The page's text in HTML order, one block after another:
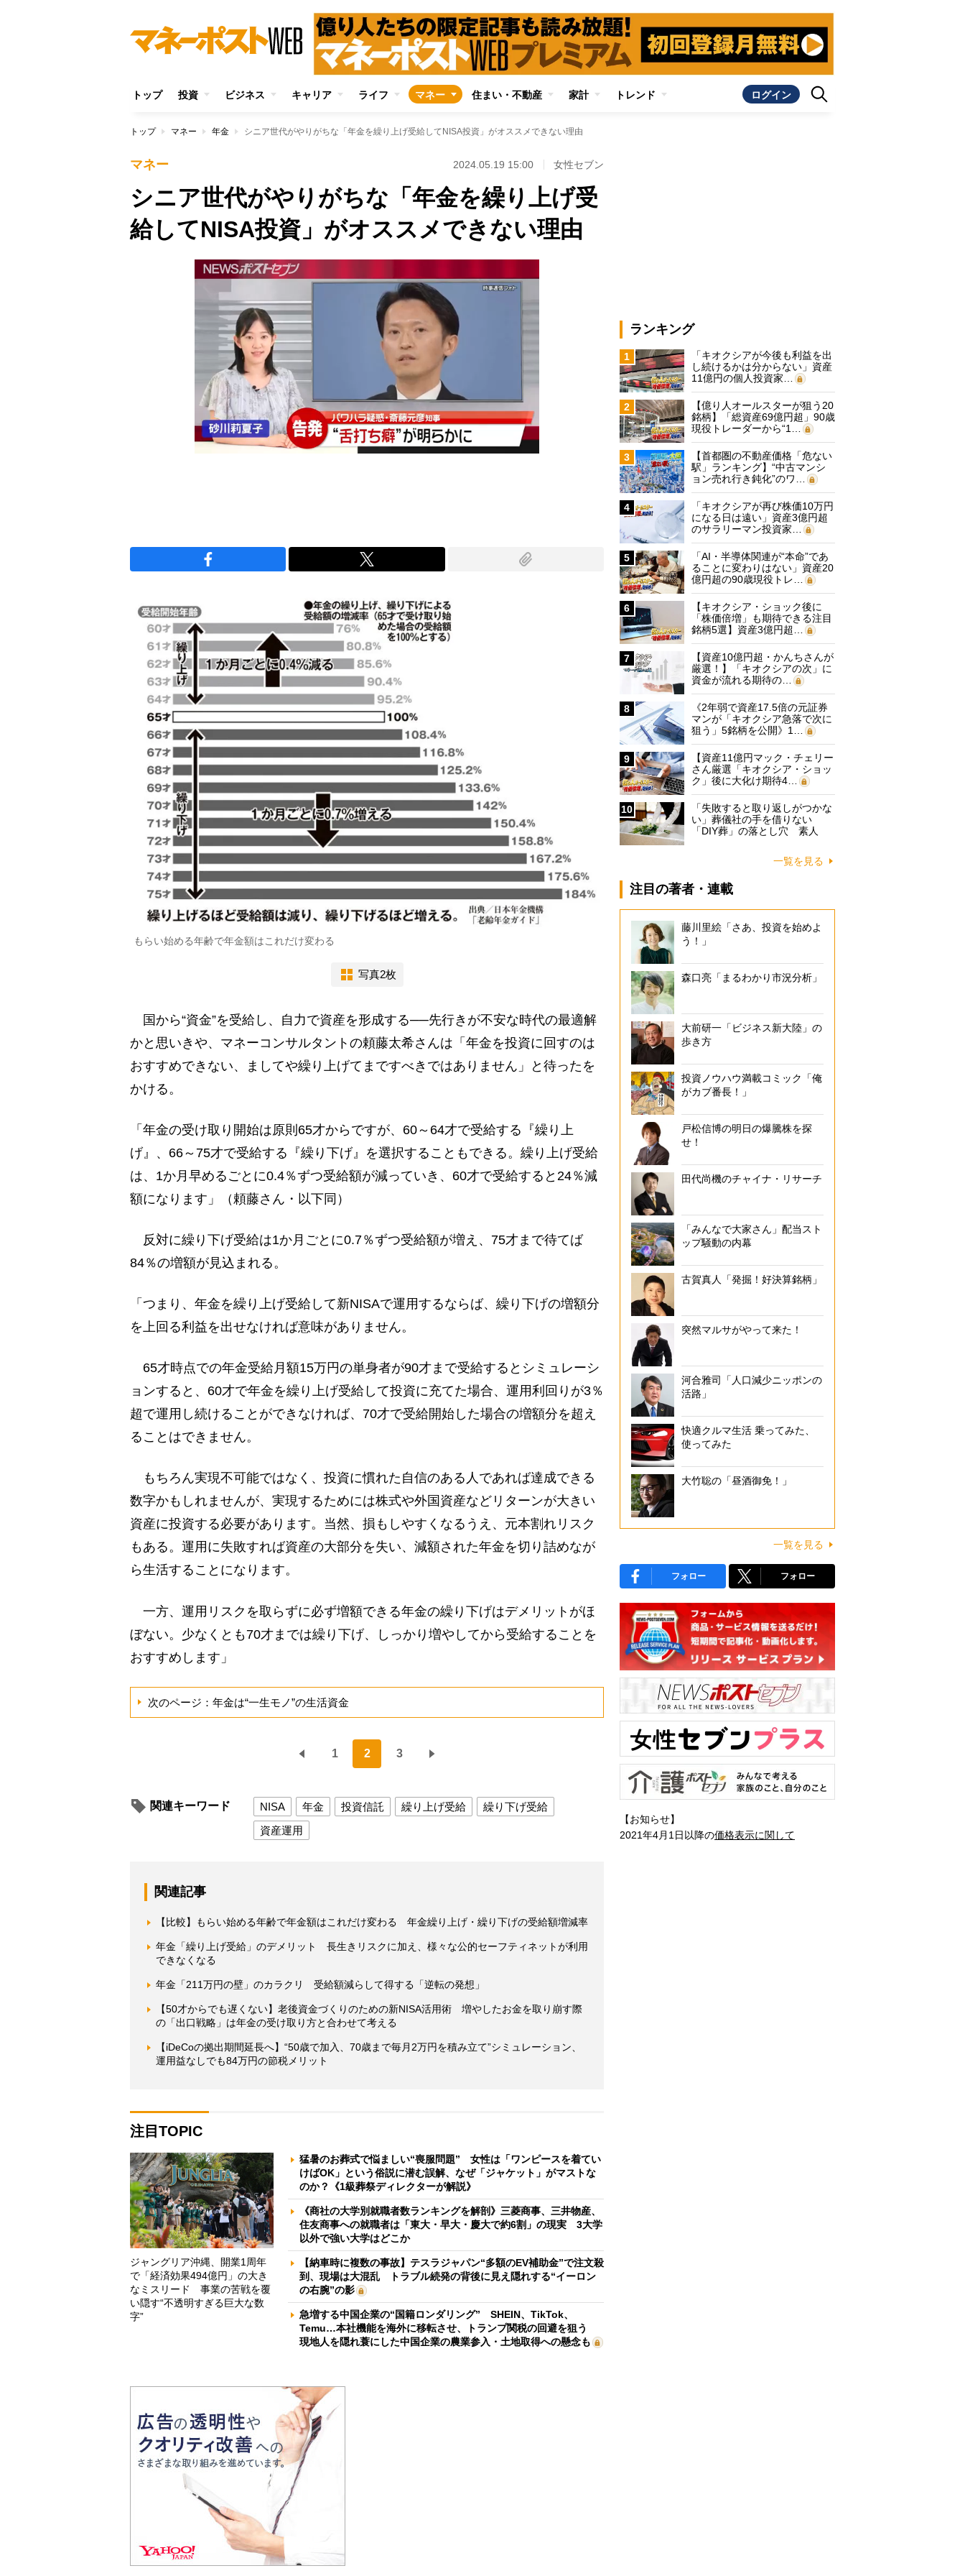
トップ 投資 ビジネス キャリア ライフ マネー 住まい・不動産 家計 トレンド ログイン
トップ マネー 年金 シニア世代がやりがちな「年金を繰り上げ受給してNISA投資」がオススメできない理由
マネー 2024.05.19 15:00 女性セブン
シニア世代がやりがちな「年金を繰り上げ受
給してNISA投資」がオススメできない理由
もらい始める年齢で年金額はこれだけ変わる
写真2枚
国から“資金”を受給し、自力で資産を形成する──先行きが不安な時代の最適解
かと思いきや、マネーコンサルタントの頼藤太希さんは「年金を投資に回すのは
おすすめできない、ましてや繰り上げてまですべきではありません」と待ったを
かける。
「年金の受け取り開始は原則65才からですが、60～64才で受給する『繰り上
げ』、66～75才で受給する『繰り下げ』を選択することもできる。繰り上げ受給
は、1か月早めるごとに0.4％ずつ受給額が減っていき、60才で受給すると24％減
額になります」（頼藤さん・以下同）
反対に繰り下げ受給は1か月ごとに0.7％ずつ受給額が増え、75才まで待てば
84％の増額が見込まれる。
「つまり、年金を繰り上げ受給して新NISAで運用するならば、繰り下げの増額分
を上回る利益を出せなければ意味がありません。
65才時点での年金受給月額15万円の単身者が90才まで受給するとシミュレーシ
ョンすると、60才で年金を繰り上げ受給して投資に充てた場合、運用利回りが3％
超で運用し続けることができなければ、70才で受給開始した場合の増額分を超え
ることはできません。
もちろん実現不可能ではなく、投資に慣れた自信のある人であれば達成できる
数字かもしれませんが、実現するためには株式や外国資産などリターンが大きい
資産に投資する必要があります。当然、損もしやすくなるうえ、元本割れリスク
もある。運用に失敗すれば資産の大部分を失い、減額された年金を切り詰めなが
ら生活することになります。
一方、運用リスクを取らずに必ず増額できる年金の繰り下げはデメリットがほ
ぼない。少なくとも70才までは繰り下げ、しっかり増やしてから受給することを
おすすめします」
次のページ：年金は“一生モノ”の生活資金
1 2 3
関連キーワード NISA 年金 投資信託 繰り上げ受給
繰り下げ受給
資産運用
関連記事
【比較】もらい始める年齢で年金額はこれだけ変わる 年金繰り上げ・繰り下げの受給額増減率
年金「繰り上げ受給」のデメリット 長生きリスクに加え、様々な公的セーフティネットが利用
できなくなる
年金「211万円の壁」のカラクリ 受給額減らして得する「逆転の発想」
【50才からでも遅くない】老後資金づくりのための新NISA活用術 増やしたお金を取り崩す際
の「出口戦略」は年金の受け取り方と合わせて考える
【iDeCoの拠出期間延長へ】“50歳で加入、70歳まで毎月2万円を積み立て”シミュレーション、
運用益なしでも84万円の節税メリット
注目TOPIC
ジャングリア沖縄、開業1周年
で「経済効果494億円」の大き
なミスリード 事業の苦戦を覆
い隠す“不透明すぎる巨大な数
字”
猛暑のお葬式で悩ましい“喪服問題” 女性は「ワンピースを着てい
けばOK」という俗説に潜む誤解、なぜ「ジャケット」がマストな
のか？《1級葬祭ディレクターが解説》
《商社の大学別就職者数ランキングを解剖》三菱商事、三井物産、
住友商事への就職者は「東大・早大・慶大で約6割」の現実 3大学
以外で強い大学はどこか
【納車時に複数の事故】テスラジャパン“多額のEV補助金”で注文殺
到、現場は大混乱 トラブル続発の背後に見え隠れする“イーロン
の右腕”の影
急増する中国企業の“国籍ロンダリング” SHEIN、TikTok、
Temu…本社機能を海外に移転させ、トランプ関税の回避を狙う
現地人を隠れ蓑にした中国企業の農業参入・土地取得への懸念も
ランキング
1
「キオクシアが今後も利益を出
し続けるかは分からない」資産
11億円の個人投資家…
2
【億り人オールスターが狙う20
銘柄】「総資産69億円超」90歳
現役トレーダーから“1…
3
【首都圏の不動産価格「危ない
駅」ランキング】“中古マンシ
ョン売れ行き鈍化”のワ…
4
「キオクシアが再び株価10万円
になる日は遠い」資産3億円超
のサラリーマン投資家…
5
「AI・半導体関連が“本命”であ
ることに変わりはない」資産20
億円超の90歳現役トレ…
6
【キオクシア・ショック後に
「株価倍増」も期待できる注目
銘柄5選】資産3億円超…
7
【資産10億円超・かんちさんが
厳選！】「キオクシアの次」に
資金が流れる期待の…
8
《2年弱で資産17.5倍の元証券
マンが「キオクシア急落で次に
狙う」5銘柄を公開》1…
9
【資産11億円マック・チェリー
さん厳選「キオクシア・ショッ
ク」後に大化け期待4…
10
「失敗すると取り返しがつかな
い」葬儀社の手を借りない
「DIY葬」の落とし穴 素人
一覧を見る
注目の著者・連載
藤川里絵「さあ、投資を始めよ
う！」
森口亮「まるわかり市況分析」
大前研一「ビジネス新大陸」の
歩き方
投資ノウハウ満載コミック「俺
がカブ番長！」
戸松信博の明日の爆騰株を探
せ！
田代尚機のチャイナ・リサーチ
「みんなで大家さん」配当スト
ップ騒動の内幕
古賀真人「発掘！好決算銘柄」
突然マルサがやって来た！
河合雅司「人口減少ニッポンの
活路」
快適クルマ生活 乗ってみた、
使ってみた
大竹聡の「昼酒御免！」
一覧を見る
フォロー フォロー
【お知らせ】
2021年4月1日以降の価格表示に関して